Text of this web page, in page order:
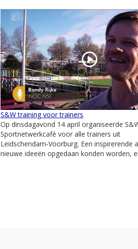
S&W training voor trainers
Op dinsdagavond 14 april organiseerde
Sportnetwerkcafé voor alle trainers uit
Leidschendam‑Voorburg. Een inspirerende
nieuwe ideeën opgedaan konden worden,